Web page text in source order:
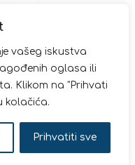
vašeg iskustva
oglasa ili
Klikom na "Prihvati
kolačića.
Prihvatiti sve